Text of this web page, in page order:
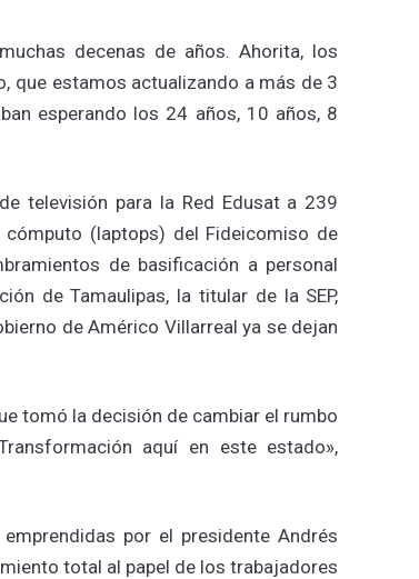
decenas de años. Ahorita, los
que estamos actualizando a más de 3
esperando los 24 años, 10 años, 8
televisión para la Red Edusat a 239
(laptops) del Fideicomiso de
de basificación a personal
de Tamaulipas, la titular de la SEP,
de Américo Villarreal ya se dejan
tomó la decisión de cambiar el rumbo
aquí en este estado»,
por el presidente Andrés
total al papel de los trabajadores